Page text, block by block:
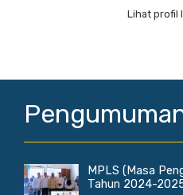
Lihat profil
MPLS (Masa
Tahun 2024-